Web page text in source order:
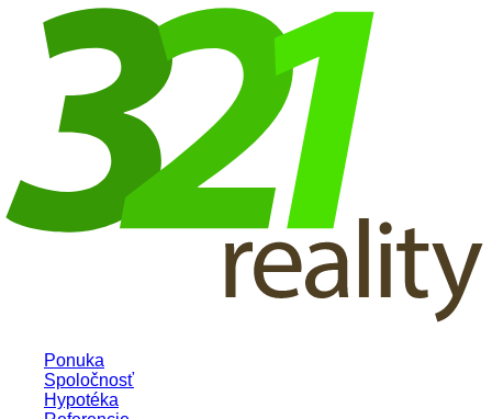
Ponuka
Spoločnosť
Hypotéka